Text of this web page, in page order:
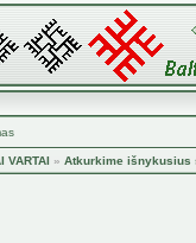
VARTAI » Atkurkime išnykusius